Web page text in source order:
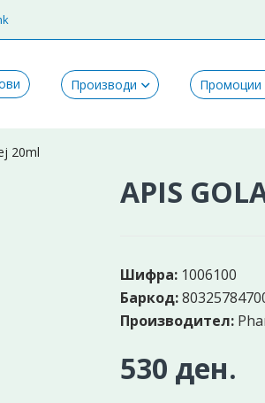
Производи Промоции
20ml
APIS
Шифра: 1006100
Баркод:
Производител:
530 ден.